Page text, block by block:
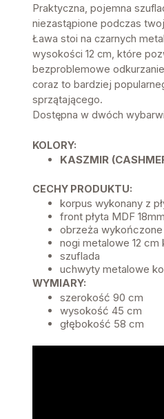
Praktyczna, pojemna
niezastąpione podczas
Ława stoi na czarnych
wysokości 12 cm, które
bezproblemowe
coraz to bardziej
sprzątającego.
Dostępna w dwóch
KOLORY:
KASZMIR
CECHY PRODUKTU:
korpus wykonany z
front płyta MDF 18mm
obrzeża wykończone
nogi metalowe 12 cm
szuflada
uchwyty metalowe
WYMIARY:
szerokość 90 cm
wysokość 45 cm
głębokość 58 cm